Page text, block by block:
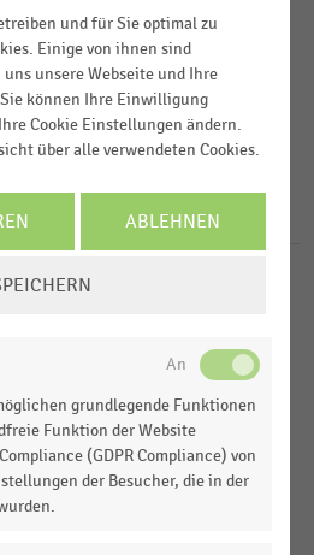
|
KaDeWe,
Alsterhaus (2016-2022)
Kauf- und Warenhäuser
Einzelhandel
ANZEIGEN
Region
ZURÜCKSETZEN
und für Sie optimal zu
Einige von ihnen sind
unsere Webseite und Ihre
können Ihre Einwilligung
Cookie Einstellungen ändern.
über alle verwendeten Cookies.
ABLEHNEN
grundlegende Funktionen
Funktion der Website
(GDPR Compliance) von
der Besucher, die in der